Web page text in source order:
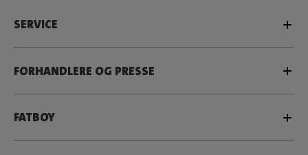
SERVICE
FORHANDLERE OG PRESSE
FATBOY